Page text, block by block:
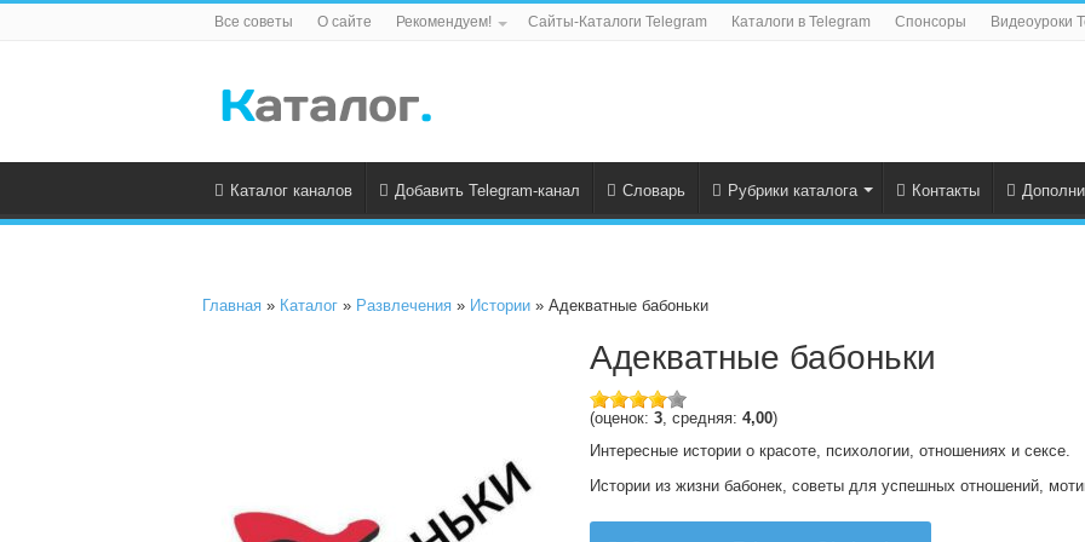
Все советы О сайте Рекомендуем! Сайты-Каталоги Telegram Каталоги в Telegram Спонсоры Видеоуроки
Каталог каналов Добавить Telegram-канал Словарь Рубрики каталога Контакты
Главная » Каталог » Развлечения » Истории » Адекватные бабоньки
Адекватные бабоньки
(оценок: 3, средняя: 4,00)
Интересные истории о красоте, психологии, отношениях и сексе.
Истории из жизни бабонек, советы для успешных отношений,